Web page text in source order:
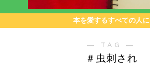
本を愛するすべての人に
― TAG ―
＃虫刺され